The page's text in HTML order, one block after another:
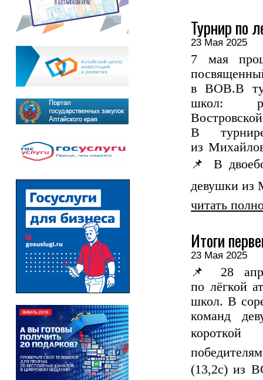
Турнир по
23 Мая 2025
7 мая
в ВОВ.В
школ:
В
из
📌 В
девушки из
читать
Итоги
23 Мая 2025
📌 28
по лёгкой
школ. В
команд
(13,2с) из